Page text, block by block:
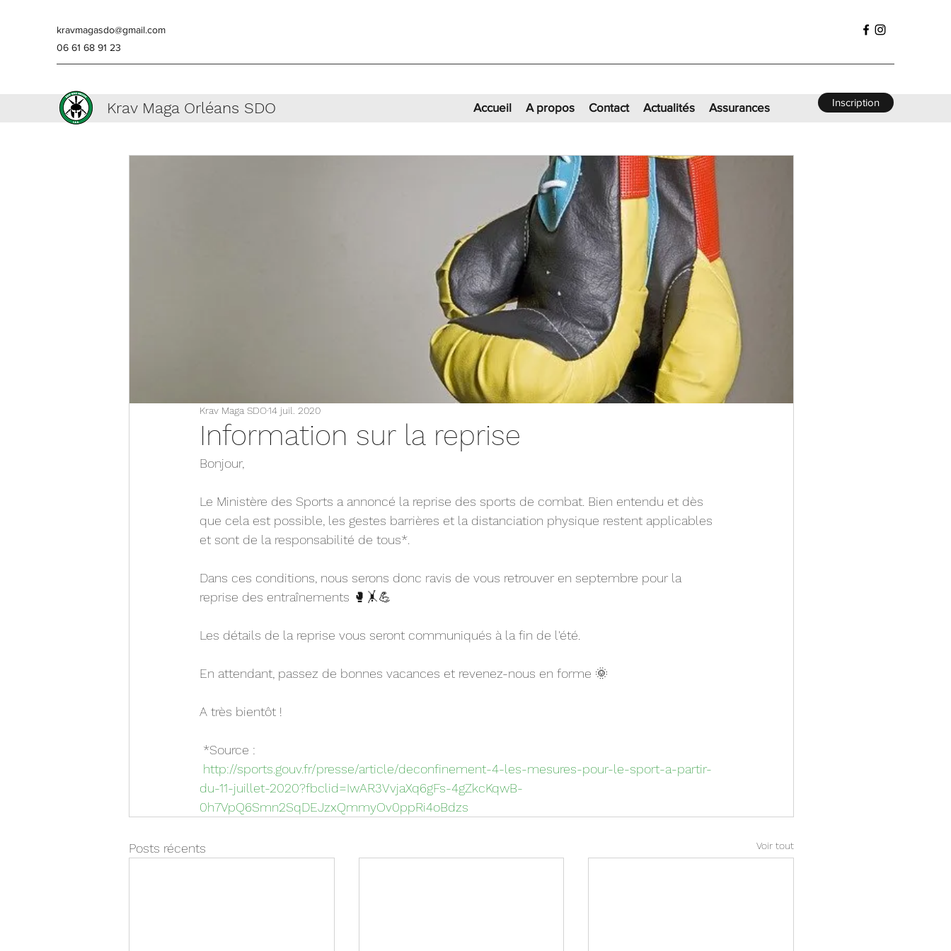
kravmagasdo@gmail.com
06 61 68 91 23
Krav Maga Orléans SDO Accueil A propos Contact Actualités Assurances Inscription
Information sur la reprise
Krav Maga SDO14 juil. 2020
Bonjour,
Le Ministère des Sports a annoncé la reprise des sports de combat. Bien entendu et dès
que cela est possible, les gestes barrières et la distanciation physique restent applicables
et sont de la responsabilité de tous*.
Dans ces conditions, nous serons donc ravis de vous retrouver en septembre pour la
reprise des entraînements 🥊🤸💪
Les détails de la reprise vous seront communiqués à la fin de l'été.
En attendant, passez de bonnes vacances et revenez-nous en forme 🌞
A très bientôt !
*Source :
http://sports.gouv.fr/presse/article/deconfinement-4-les-mesures-pour-le-sport-a-partir-
du-11-juillet-2020?fbclid=IwAR3VvjaXq6gFs-4gZkcKqwB-
0h7VpQ6Smn2SqDEJzxQmmyOv0ppRi4oBdzs
Posts récents Voir tout